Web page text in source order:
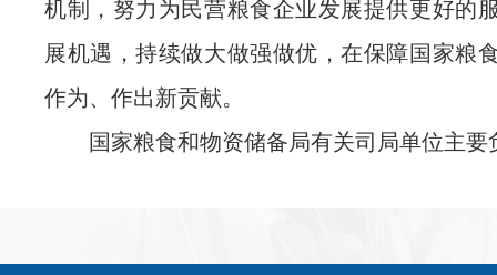
机制，努力为民营粮食企业发展提供更好的
展机遇，持续做大做强做优，在保障国家粮
作为、作出新贡献。
国家粮食和物资储备局有关司局单位主